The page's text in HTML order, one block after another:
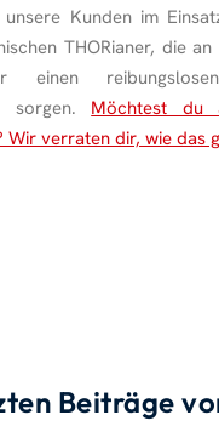
Kunden im
THORianer, die
einen
sorgen. Möchtest du
Wir verraten dir, wie das
Beiträge